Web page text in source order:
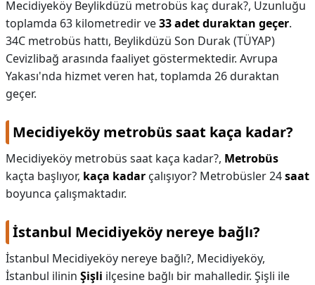
Mecidiyeköy Beylikdüzü metrobüs kaç durak?, Uzunluğu
toplamda 63 kilometredir ve33 adet duraktan geçer.
34C metrobüs hattı, Beylikdüzü Son Durak (TÜYAP)
Cevizlibağ arasında faaliyet göstermektedir. Avrupa
Yakası'nda hizmet veren hat, toplamda 26 duraktan
geçer.
Mecidiyeköy metrobüs saat kaça kadar?
Mecidiyeköy metrobüs saat kaça kadar?, Metrobüs
kaçta başlıyor, kaça kadar çalışıyor? Metrobüsler 24saat
boyunca çalışmaktadır.
İstanbul Mecidiyeköy nereye bağlı?
İstanbul Mecidiyeköy nereye bağlı?, Mecidiyeköy,
İstanbul ilinin Şişli ilçesine bağlı bir mahalledir. Şişli ile